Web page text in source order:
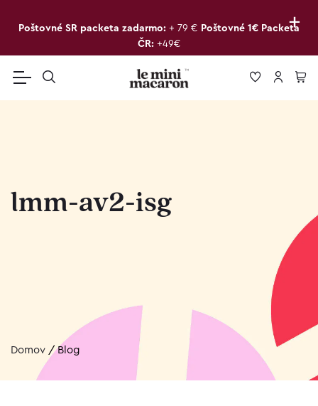
+
Poštovné SR packeta zadarmo: + 79 € Poštovné 1€ Packeta
ČR: +49€
lmm-av2-isg
Domov /Blog